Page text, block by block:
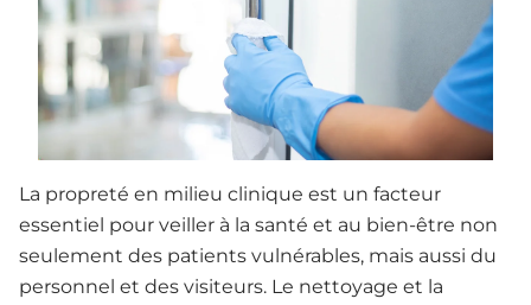
La propreté en milieu clinique est un facteur
essentiel pour veiller à la santé et au bien-être non
seulement des patients vulnérables, mais aussi du
personnel et des visiteurs. Le nettoyage et la